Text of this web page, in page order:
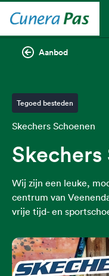
Aanbod
Tegoed besteden
Skechers Schoenen
Skechers
Wij zijn een leuke,
centrum van
vrije tijd- en